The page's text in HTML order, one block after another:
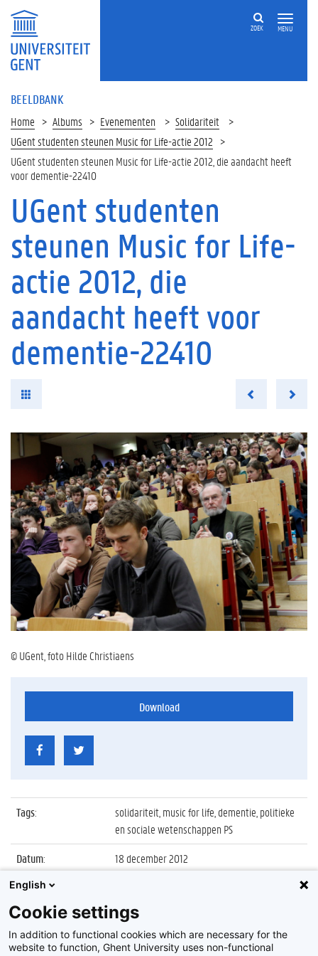
MENU
ZOEK
BEELDBANK
Home Albums Evenementen
Solidariteit
UGent studenten steunen Music for Life-actie 2012
UGent studenten steunen Music for Life-actie 2012, die aandacht heeft
voor dementie-22410
UGent studenten
steunen Music for Life-
actie 2012, die
aandacht heeft voor
dementie-22410
© UGent, foto Hilde Christiaens
Download
Tags:
solidariteit, music for life, dementie, politieke
en sociale wetenschappen PS
Datum:
18 december 2012
Identificatienummer
Album:
UGent studenten steunen Music for Life-actie
2012
English
Cookie settings
In addition to functional cookies which are necessary for the
website to function, Ghent University uses non-functional